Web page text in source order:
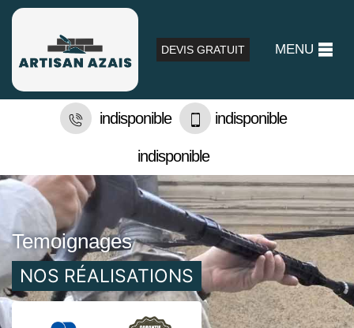
DEVIS GRATUIT MENU
indisponible indisponible
indisponible
Temoignages
NOS RÉALISATIONS